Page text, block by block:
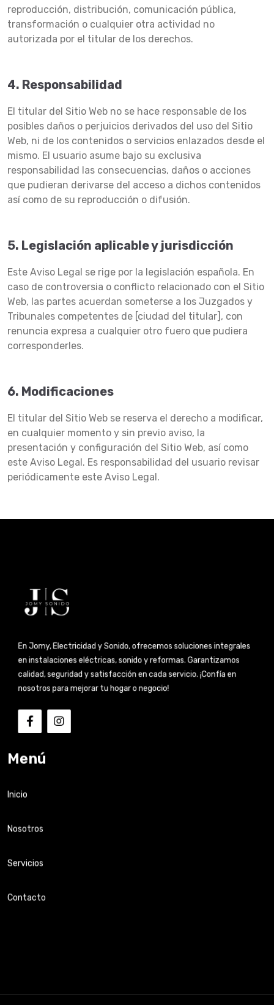
reproducción, distribución, comunicación pública,
transformación o cualquier otra actividad no
autorizada por el titular de los derechos.
4. Responsabilidad
El titular del Sitio Web no se hace responsable de los
posibles daños o perjuicios derivados del uso del Sitio
Web, ni de los contenidos o servicios enlazados desde el
mismo. El usuario asume bajo su exclusiva
responsabilidad las consecuencias, daños o acciones
que pudieran derivarse del acceso a dichos contenidos
así como de su reproducción o difusión.
5. Legislación aplicable y jurisdicción
Este Aviso Legal se rige por la legislación española. En
caso de controversia o conflicto relacionado con el Sitio
Web, las partes acuerdan someterse a los Juzgados y
Tribunales competentes de [ciudad del titular], con
renuncia expresa a cualquier otro fuero que pudiera
corresponderles.
6. Modificaciones
El titular del Sitio Web se reserva el derecho a modificar,
en cualquier momento y sin previo aviso, la
presentación y configuración del Sitio Web, así como
este Aviso Legal. Es responsabilidad del usuario revisar
periódicamente este Aviso Legal.
En Jomy, Electricidad y Sonido, ofrecemos soluciones integrales
en instalaciones eléctricas, sonido y reformas. Garantizamos
calidad, seguridad y satisfacción en cada servicio. ¡Confía en
nosotros para mejorar tu hogar o negocio!
Menú
Inicio
Nosotros
Servicios
Contacto